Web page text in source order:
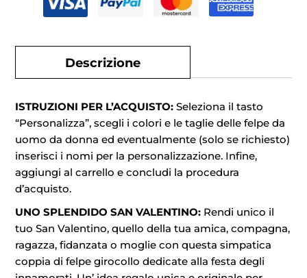
Descrizione
ISTRUZIONI PER L’ACQUISTO: Seleziona il tasto
“Personalizza”, scegli i colori e le taglie delle felpe da
uomo da donna ed eventualmente (solo se richiesto)
inserisci i nomi per la personalizzazione. Infine,
aggiungi al carrello e concludi la procedura
d’acquisto.
UNO SPLENDIDO SAN VALENTINO: Rendi unico il
tuo San Valentino, quello della tua amica, compagna,
ragazza, fidanzata o moglie con questa simpatica
coppia di felpe girocollo dedicate alla festa degli